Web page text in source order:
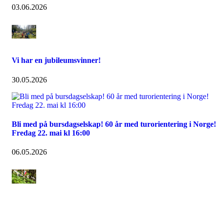
03.06.2026
Vi har en jubileumsvinner!
30.05.2026
Bli med på bursdagselskap! 60 år med turorientering i Norge!
Fredag 22. mai kl 16:00
06.05.2026